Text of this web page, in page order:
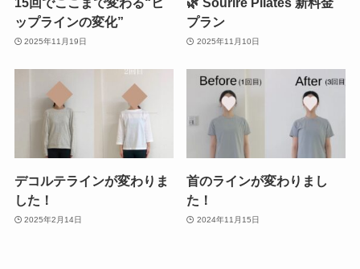
ップラインの変化”
2025年11月19日
プラン
2025年11月10日
デコルテラインが変わりま
した！
2025年2月14日
首のラインが変わりまし
た！
2024年11月15日